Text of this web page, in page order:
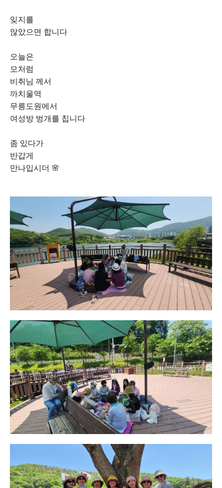
잊지를
않았으면 합니다
오늘은
모처럼
비취님 께서
까치울역
무릉도원에서
여성방 벙개를 칩니다
좀 있다가
반갑게
만나입시더 🌸